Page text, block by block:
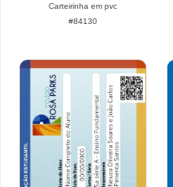
Carteirinha em pvc
#84130